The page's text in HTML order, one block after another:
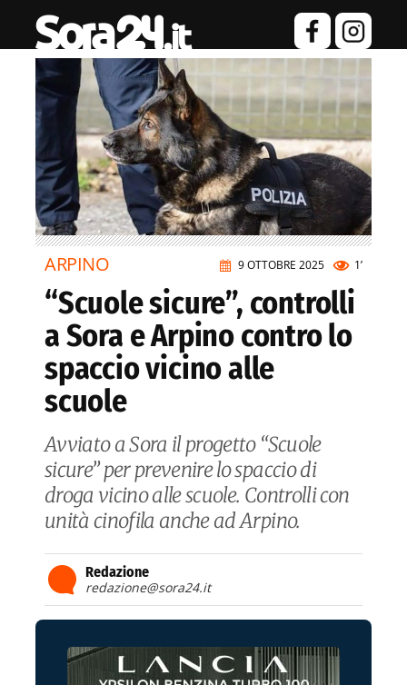
9 OTTOBRE 2025 1’
ARPINO
“Scuole sicure”, controlli
a Sora e Arpino contro lo
spaccio vicino alle
scuole
Avviato a Sora il progetto “Scuole
sicure” per prevenire lo spaccio di
droga vicino alle scuole. Controlli con
unità cinofila anche ad Arpino.
Redazione
redazione@sora24.it